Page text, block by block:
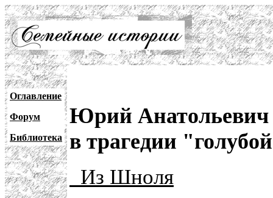
Оглавление
Форум
Библиотека
Юрий Анатольевич
в трагедии
Из Шноля